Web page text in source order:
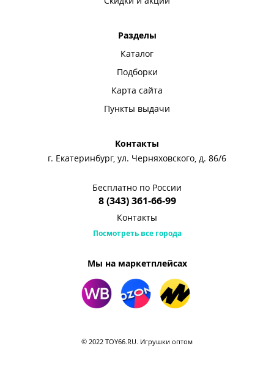
Разделы
Каталог
Подборки
Карта сайта
Пункты выдачи
Контакты
г. Екатеринбург, ул. Черняховского, д. 86/6
Бесплатно по России
8 (343) 361-66-99
Контакты
Посмотреть все города
Мы на маркетплейсах
© 2022 TOY66.RU. Игрушки оптом